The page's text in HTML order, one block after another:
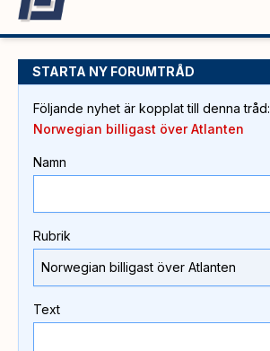
STARTA NY FORUMTRÅD
Följande nyhet är kopplat till denna tråd:
Norwegian billigast över Atlanten
Namn
Rubrik
Text